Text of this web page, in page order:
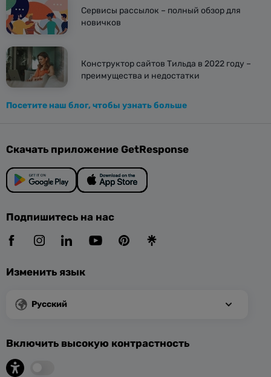
Сервисы рассылок – полный обзор для
новичков
Конструктор сайтов Тильда в 2022 году –
преимущества и недостатки
Посетите наш блог, чтобы узнать больше
Скачать приложение GetResponse
Подпишитесь на нас
Изменить язык
Русский
Включить высокую контрастность